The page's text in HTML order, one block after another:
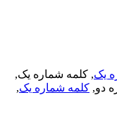
یک, کلمه شماره یک,
دو,کلمه شماره یک,